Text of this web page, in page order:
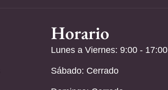
Horario
Lunes a Viernes: 9:00 - 17:00
Sábado: Cerrado